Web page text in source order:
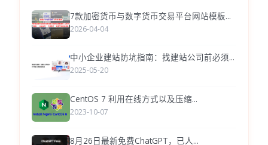
7款加密货币与数字货币交易平台网站模板...
2026-04-04
中小企业建站防坑指南：找建站公司前必须...
2025-05-20
CentOS 7 利用在线方式以及压缩...
2023-10-07
8月26日最新免费ChatGPT，已人...